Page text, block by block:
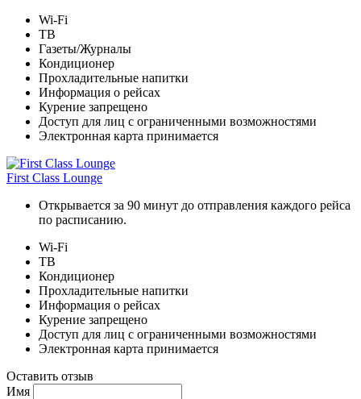
Wi-Fi
ТВ
Газеты/Журналы
Кондиционер
Прохладительные напитки
Информация о рейсах
Курение запрещено
Доступ для лиц с ограниченными возможностями
Электронная карта принимается
First Class Lounge
Открывается за 90 минут до отправления каждого рейса
по расписанию.
Wi-Fi
ТВ
Кондиционер
Прохладительные напитки
Информация о рейсах
Курение запрещено
Доступ для лиц с ограниченными возможностями
Электронная карта принимается
Оставить отзыв
Имя